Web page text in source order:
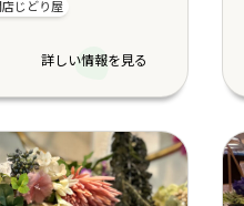
じどり屋
詳しい情報を見る